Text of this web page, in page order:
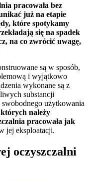
pracowała bez
już na etapie
które spotykamy
się na spadek
na co zwrócić uwagę,
są w sposób,
i wyjątkowo
wykonane są z
substancji
użytkowania
należy
pracowała jak
jej eksploatacji.
oczyszczalni